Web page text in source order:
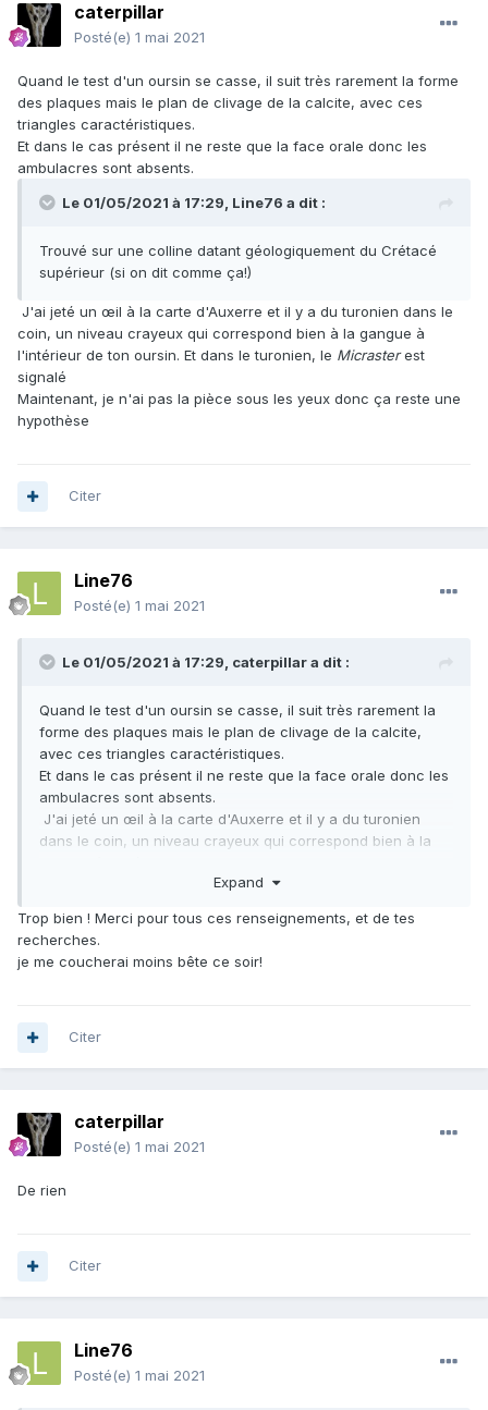
caterpillar
Posté(e) 1 mai 2021
Quand le test d'un oursin se casse, il suit très rarement la forme
des plaques mais le plan de clivage de la calcite, avec ces
triangles caractéristiques.
Et dans le cas présent il ne reste que la face orale donc les
ambulacres sont absents.
Le 01/05/2021 à 17:29, Line76 a dit :
Trouvé sur une colline datant géologiquement du Crétacé
supérieur (si on dit comme ça!)
J'ai jeté un œil à la carte d'Auxerre et il y a du turonien dans le
coin, un niveau crayeux qui correspond bien à la gangue à
l'intérieur de ton oursin. Et dans le turonien, le Micrasterest
signalé
Maintenant, je n'ai pas la pièce sous les yeux donc ça reste une
hypothèse
Citer
Line76
Posté(e) 1 mai 2021
Le 01/05/2021 à 17:29, caterpillara dit :
Quand le test d'un oursin se casse, il suit très rarement la
forme des plaques mais le plan de clivage de la calcite,
avec ces triangles caractéristiques.
Et dans le cas présent il ne reste que la face orale donc les
ambulacres sont absents.
J'ai jeté un œil à la carte d'Auxerre et il y a du turonien
dans le coin, un niveau crayeux qui correspond bien à la
Expand
Trop bien ! Merci pour tous ces renseignements, et de tes
recherches.
je me coucherai moins bête ce soir!
Citer
caterpillar
Posté(e) 1 mai 2021
De rien
Citer
Line76
Posté(e) 1 mai 2021